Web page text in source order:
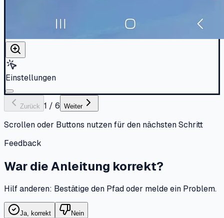
Einstellungen
Zurück 1 / 6 Weiter
Scrollen oder Buttons nutzen für den nächsten Schritt
Feedback
War die Anleitung korrekt?
Hilf anderen: Bestätige den Pfad oder melde ein Problem.
Ja, korrekt Nein